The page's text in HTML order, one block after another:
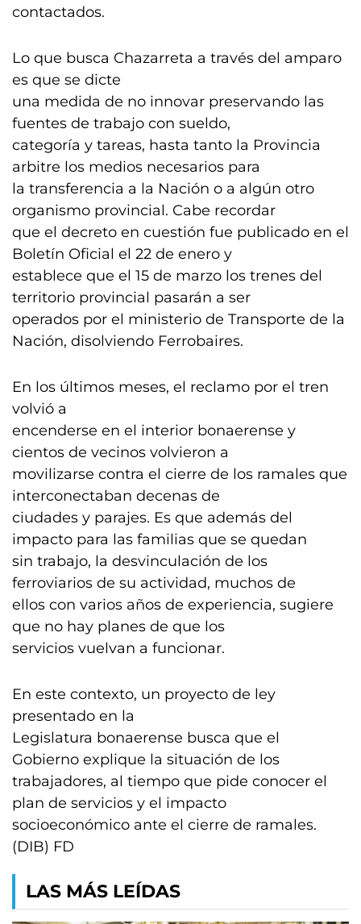
contactados.
Lo que busca Chazarreta a través del amparo
es que se dicte
una medida de no innovar preservando las
fuentes de trabajo con sueldo,
categoría y tareas, hasta tanto la Provincia
arbitre los medios necesarios para
la transferencia a la Nación o a algún otro
organismo provincial. Cabe recordar
que el decreto en cuestión fue publicado en el
Boletín Oficial el 22 de enero y
establece que el 15 de marzo los trenes del
territorio provincial pasarán a ser
operados por el ministerio de Transporte de la
Nación, disolviendo Ferrobaires.
En los últimos meses, el reclamo por el tren
volvió a
encenderse en el interior bonaerense y
cientos de vecinos volvieron a
movilizarse contra el cierre de los ramales que
interconectaban decenas de
ciudades y parajes. Es que además del
impacto para las familias que se quedan
sin trabajo, la desvinculación de los
ferroviarios de su actividad, muchos de
ellos con varios años de experiencia, sugiere
que no hay planes de que los
servicios vuelvan a funcionar.
En este contexto, un proyecto de ley
presentado en la
Legislatura bonaerense busca que el
Gobierno explique la situación de los
trabajadores, al tiempo que pide conocer el
plan de servicios y el impacto
socioeconómico ante el cierre de ramales.
(DIB) FD
LAS MÁS LEÍDAS